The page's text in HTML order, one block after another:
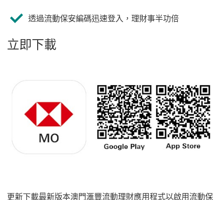
透過流動保安編碼迅速登入，理財事半功倍
立即下載
更新下載最新版本澳門滙豐流動理財應用程式以啟用流動保